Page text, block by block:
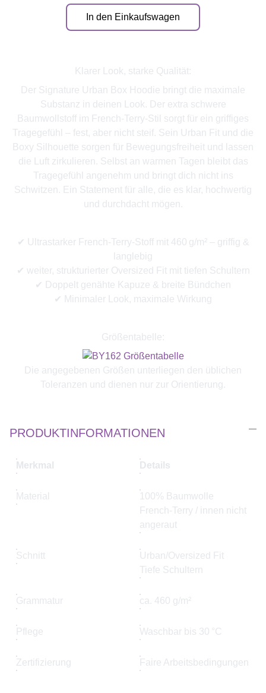
In den Einkaufswagen
Klarer Look, starke Qualität:
Der Signature Urban Box Hoodie bringt die maximale
Substanz in deinen Look. Der extra schwere
Baumwollstoff im French-Terry-Stil sorgt für ein griffiges
Tragegefühl – fest, aber nicht steif. Sein Urban Fit und die
Boxy Silhouette sorgen für Bewegungsfreiheit und lassen
die Luft zirkulieren. Selbst an warmen Tagen bleibt das
Tragegefühl angenehm und bringt dich nicht ins
Schwitzen. Ein Statement für alle, die es klar, hochwertig
und durchdacht mögen.
✔ Ultrastarker French-Terry-Stoff mit 460 g/m² – griffig &
langlebig
✔ weiter, strukturierter Oversized Fit mit tiefen Schultern
✔ Doppelt genähte Kapuze & breite Bündchen
✔ Minimaler Look, maximale Wirkung
Größentabelle:
Die angegebenen Größen unterliegen den üblichen
Toleranzen und dienen nur zur Orientierung.
PRODUKTINFORMATIONEN
Merkmal Details
Material
100% Baumwolle
French-Terry / innen nicht
angeraut
Schnitt
Urban/Oversized Fit
Tiefe Schultern
Grammatur ca. 460 g/m²
Pflege Waschbar bis 30 °C
Zertifizierung Faire Arbeitsbedingungen